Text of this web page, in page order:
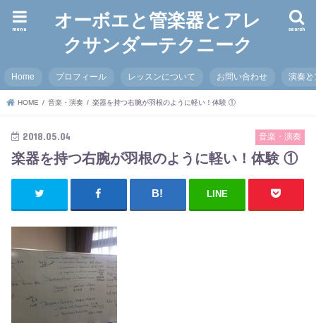
オーボエと管楽器とアレ
クサンダーテクニーク
search
menu
Home プロフィール レッスンについて お問い合わせ 演奏と
HOME 音楽・演奏 楽器を持つ右腕が羽根のように軽い！体験 ①
音楽・演奏
2018.05.04
楽器を持つ右腕が羽根のように軽い！体験 ①
LINE